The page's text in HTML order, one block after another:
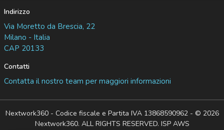
Indirizzo
Via Moretto da Brescia, 22
Milano - Italia
CAP 20133
Contatti
Contatta il nostro team per maggiori informazioni
Nextwork360 - Codice fiscale e Partita IVA 13868590962 - © 2026
Nextwork360. ALL RIGHTS RESERVED. ISP AWS